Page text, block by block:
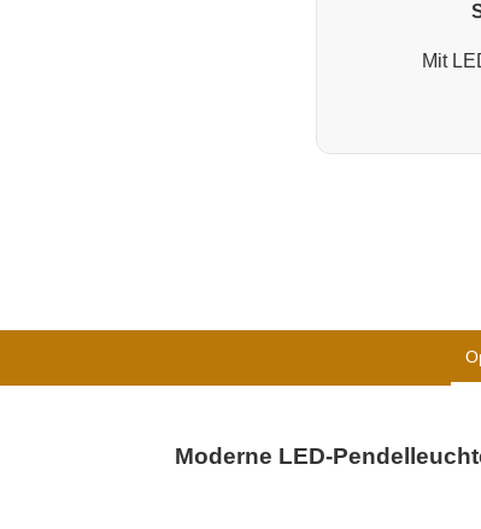
Mit
Moderne LED-